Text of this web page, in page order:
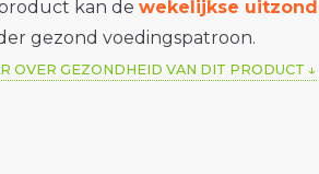
kan dewekelijkse
gezond voedingspatroon.
OVER GEZONDHEID VAN DIT PRODUCT